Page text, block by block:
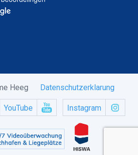
Heeg Datenschutzerklarung
YouTube Instagram